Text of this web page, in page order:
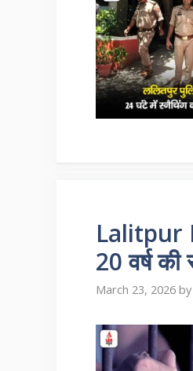
Lalitpur
20 वर्ष
March 23, 2026 by